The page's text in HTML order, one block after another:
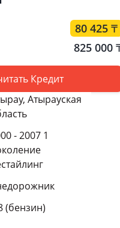
80 425 ₸
825 000
Кредит
Атырауская
- 2007 1
(бензин)